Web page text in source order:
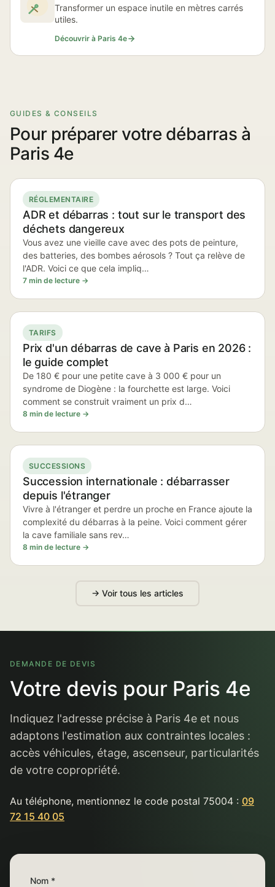
Transformer un espace inutile en mètres carrés
utiles.
Découvrir à Paris 4e
GUIDES & CONSEILS
Pour préparer votre débarras à
Paris 4e
RÉGLEMENTAIRE
ADR et débarras : tout sur le transport des
déchets dangereux
Vous avez une vieille cave avec des pots de peinture,
des batteries, des bombes aérosols ? Tout ça relève de
l'ADR. Voici ce que cela impliq…
7 min de lecture →
TARIFS
Prix d'un débarras de cave à Paris en 2026 :
le guide complet
De 180 € pour une petite cave à 3 000 € pour un
syndrome de Diogène : la fourchette est large. Voici
comment se construit vraiment un prix d…
8 min de lecture →
SUCCESSIONS
Succession internationale : débarrasser
depuis l'étranger
Vivre à l'étranger et perdre un proche en France ajoute la
complexité du débarras à la peine. Voici comment gérer
la cave familiale sans rev…
8 min de lecture →
→ Voir tous les articles
DEMANDE DE DEVIS
Votre devis pour Paris 4e
Indiquez l'adresse précise à Paris 4e et nous
adaptons l'estimation aux contraintes locales :
accès véhicules, étage, ascenseur, particularités
de votre copropriété.
Au téléphone, mentionnez le code postal 75004 : 09
72 15 40 05
Nom *